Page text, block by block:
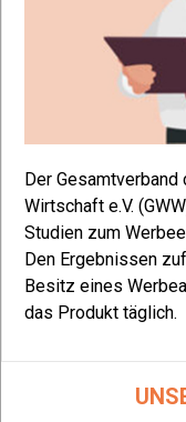
Der
Wirtschaft e.V.
Studien zum
Den Ergebnissen
Besitz eines
das Produkt täglich.